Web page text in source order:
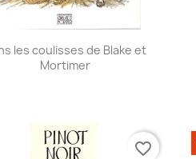
Aperçu rapide
les coulisses de Blake et
Mortimer
favorite_border